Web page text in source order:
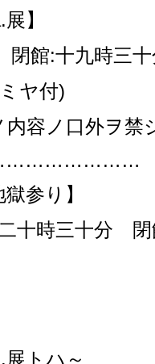
】
館:十九時三
ヤ付)
容ノ口外ヲ
参り】
十時三十分 閉
展トハ～